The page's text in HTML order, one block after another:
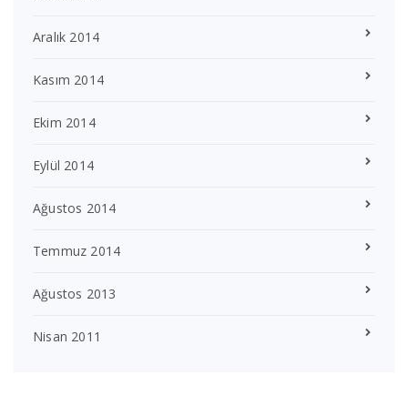
Aralık 2014
Kasım 2014
Ekim 2014
Eylül 2014
Ağustos 2014
Temmuz 2014
Ağustos 2013
Nisan 2011